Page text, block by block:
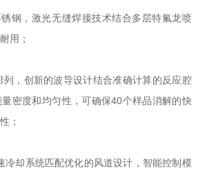
钢，激光无缝焊接技术结合多层特氟龙喷
用；
，创新的波导设计结合准确计算的反应腔
密度和均匀性，可确保40个样品消解的快
；
冷却系统匹配优化的风道设计，智能控制模